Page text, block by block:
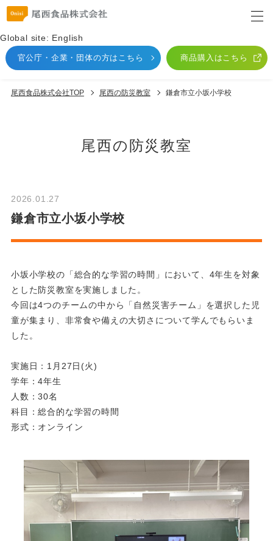
Global site: English
官公庁・企業・団体の方はこちら 商品購入はこちら
尾西食品株式会社TOP 尾⻄の防災教室 鎌倉市立小坂小学校
尾⻄の防災教室
2026.01.27
鎌倉市立小坂小学校
小坂小学校の「総合的な学習の時間」において、4年生を対象
とした防災教室を実施しました。
今回は4つのチームの中から「自然災害チーム」を選択した児
童が集まり、非常食や備えの大切さについて学んでもらいま
した。
実施日：1月27日(火)
学年：4年生
人数：30名
科目：総合的な学習の時間
形式：オンライン